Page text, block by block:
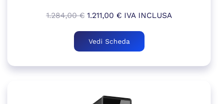
1.284,00€ Il
originale
era:
1.211,00 €Il
attuale
è:
IVA INCLUSA
Vedi Scheda